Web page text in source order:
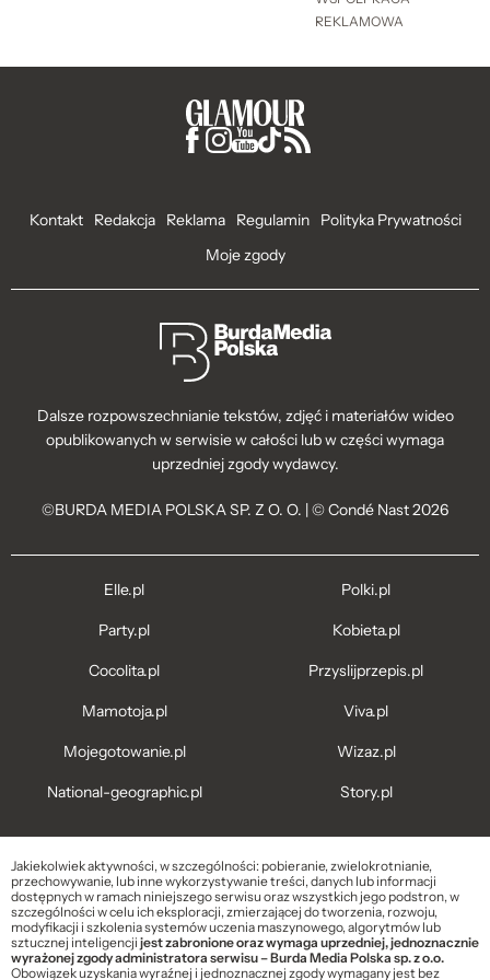
REKLAMOWA
Kontakt Redakcja Reklama Regulamin
Polityka Prywatności
Moje zgody
Dalsze rozpowszechnianie tekstów, zdjęć i materiałów wideo
opublikowanych w serwisie w całości lub w części wymaga
uprzedniej zgody wydawcy.
©BURDA MEDIA POLSKA SP. Z O. O. | © Condé Nast 2026
Elle.pl
Party.pl
Cocolita.pl
Mamotoja.pl
Mojegotowanie.pl
National-geographic.pl
Polki.pl
Kobieta.pl
Przyslijprzepis.pl
Viva.pl
Wizaz.pl
Story.pl
Jakiekolwiek aktywności, w szczególności: pobieranie, zwielokrotnianie,
przechowywanie, lub inne wykorzystywanie treści, danych lub informacji
dostępnych w ramach niniejszego serwisu oraz wszystkich jego podstron, w
szczególności w celu ich eksploracji, zmierzającej do tworzenia, rozwoju,
modyfikacji i szkolenia systemów uczenia maszynowego, algorytmów lub
sztucznej inteligencjijest zabronione oraz wymaga uprzedniej, jednoznacznie
wyrażonej zgody administratora serwisu – Burda Media Polska sp. z o.o.
Obowiązek uzyskania wyraźnej i jednoznacznej zgody wymagany jest bez